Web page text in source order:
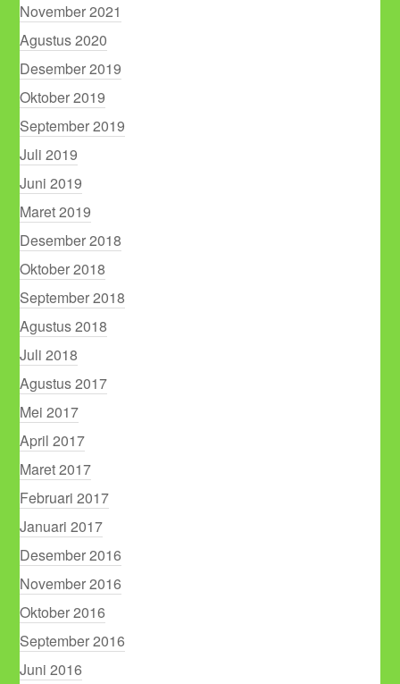
November 2021
Agustus 2020
Desember 2019
Oktober 2019
September 2019
Juli 2019
Juni 2019
Maret 2019
Desember 2018
Oktober 2018
September 2018
Agustus 2018
Juli 2018
Agustus 2017
Mei 2017
April 2017
Maret 2017
Februari 2017
Januari 2017
Desember 2016
November 2016
Oktober 2016
September 2016
Juni 2016